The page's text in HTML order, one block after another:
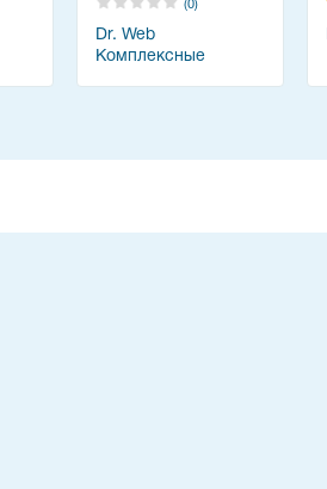
(0)
Dr. Web
Комплексные